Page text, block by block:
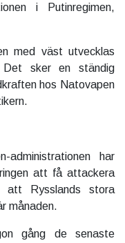
i Putinregimen,
med väst utvecklas
Det sker en ständig
hos Natovapen
administrationen har
att få attackera
Rysslands stora
månaden.
gång de senaste